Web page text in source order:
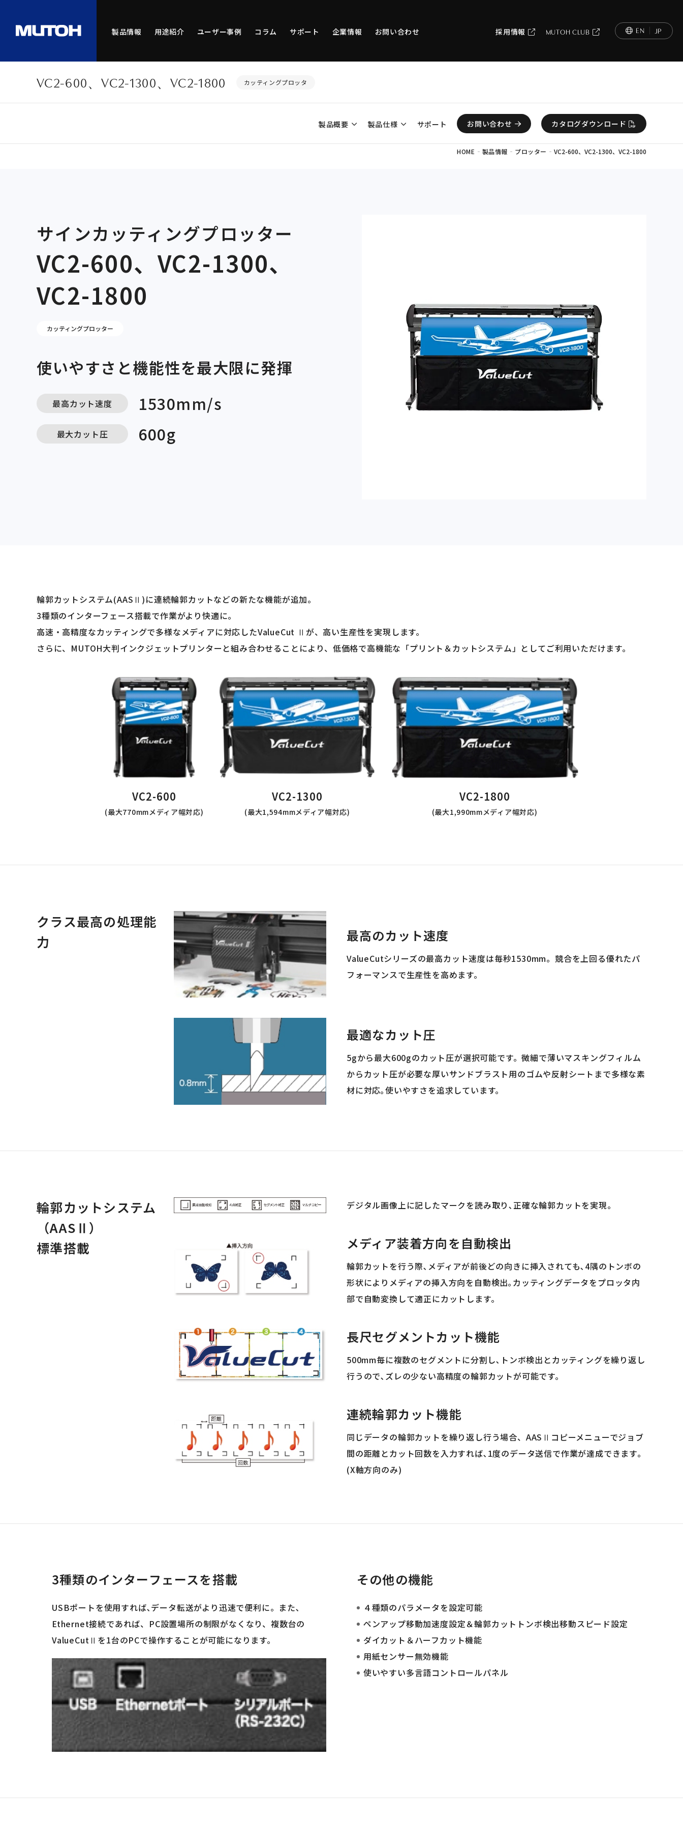
製品情報 用途紹介 ユーザー事例 コラム サポート 企業情報 お問い合わせ 採用情報 MUTOH CLUB EN JP
VC2-600、VC2-1300、VC2-1800 カッティングプロッタ
HOME - 製品情報 - プロッター - VC2-600、VC2-1300、VC2-1800
製品概要 製品仕様 サポート お問い合わせ カタログダウンロード
サインカッティングプロッター
VC2-600、VC2-1300、
VC2-1800
カッティングプロッター
使いやすさと機能性を最大限に発揮
最高カット速度 1530mm/s
最大カット圧 600g
輪郭カットシステム(AASⅡ)に連続輪郭カットなどの新たな機能が追加。
3種類のインターフェース搭載で作業がより快適に。
高速・高精度なカッティングで多様なメディアに対応したValueCut Ⅱが、高い生産性を実現します。
さらに、MUTOH大判インクジェットプリンターと組み合わせることにより、低価格で高機能な「プリント＆カットシステム」としてご利用いただけます。
VC2-600
(最大770mmメディア幅対応)
VC2-1300
(最大1,594mmメディア幅対応)
VC2-1800
(最大1,990mmメディア幅対応)
クラス最高の処理能
力
最高のカット速度
ValueCutシリーズの最高カット速度は毎秒1530mm。競合を上回る優れたパ
フォーマンスで生産性を高めます。
最適なカット圧
5gから最大600gのカット圧が選択可能です。微細で薄いマスキングフィルム
からカット圧が必要な厚いサンドブラスト用のゴムや反射シートまで多様な素
材に対応｡使いやすさを追求しています。
輪郭カットシステム
（AASⅡ）
標準搭載
デジタル画像上に記したマークを読み取り､正確な輪郭カットを実現。
メディア装着方向を自動検出
輪郭カットを行う際､メディアが前後どの向きに挿入されても､4隅のトンボの
形状によりメディアの挿入方向を自動検出｡カッティングデータをプロッタ内
部で自動変換して適正にカットします。
長尺セグメントカット機能
500mm毎に複数のセグメントに分割し､トンボ検出とカッティングを繰り返し
行うので､ズレの少ない高精度の輪郭カットが可能です。
連続輪郭カット機能
同じデータの輪郭カットを繰り返し行う場合、AASⅡコピーメニューでジョブ
間の距離とカット回数を入力すれば､1度のデータ送信で作業が達成できます｡
(X軸方向のみ)
3種類のインターフェースを搭載
USBポートを使用すれば､データ転送がより迅速で便利に。また､
Ethernet接続であれば、PC設置場所の制限がなくなり、複数台の
ValueCutⅡを1台のPCで操作することが可能になります。
その他の機能
４種類のパラメータを設定可能
ペンアップ移動加速度設定＆輪郭カットトンボ検出移動スピード設定
ダイカット＆ハーフカット機能
用紙センサー無効機能
使いやすい多言語コントロールパネル